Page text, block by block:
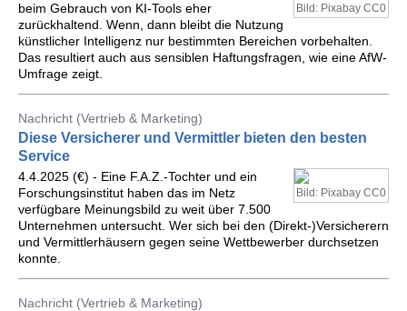
Bild: Pixabay CC0
beim Gebrauch von KI-Tools eher
zurückhaltend. Wenn, dann bleibt die Nutzung
künstlicher Intelligenz nur bestimmten Bereichen vorbehalten.
Das resultiert auch aus sensiblen Haftungsfragen, wie eine AfW-
Umfrage zeigt.
Nachricht (Vertrieb & Marketing)
Diese Versicherer und Vermittler bieten den besten
Service
Bild: Pixabay CC0
4.4.2025 (€) - Eine F.A.Z.-Tochter und ein
Forschungsinstitut haben das im Netz
verfügbare Meinungsbild zu weit über 7.500
Unternehmen untersucht. Wer sich bei den (Direkt-)Versicherern
und Vermittlerhäusern gegen seine Wettbewerber durchsetzen
konnte.
Nachricht (Vertrieb & Marketing)